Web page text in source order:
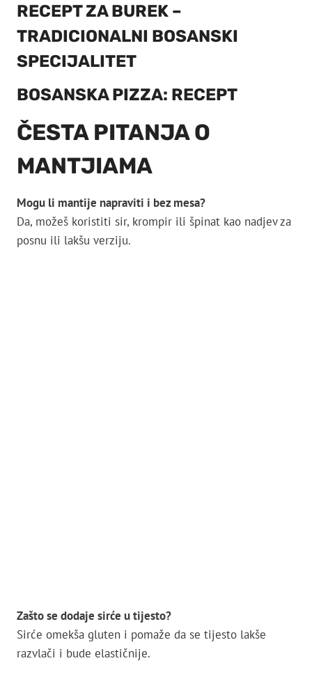
RECEPT ZA BUREK –
TRADICIONALNI BOSANSKI
SPECIJALITET
BOSANSKA PIZZA: RECEPT
ČESTA PITANJA O
MANTJIAMA
Mogu li mantije napraviti i bez mesa?
Da, možeš koristiti sir, krompir ili špinat kao nadjev za
posnu ili lakšu verziju.
Zašto se dodaje sirće u tijesto?
Sirće omekša gluten i pomaže da se tijesto lakše
razvlači i bude elastičnije.